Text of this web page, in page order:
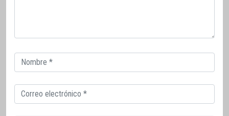
Correo
electrónico
Correo
electrónico